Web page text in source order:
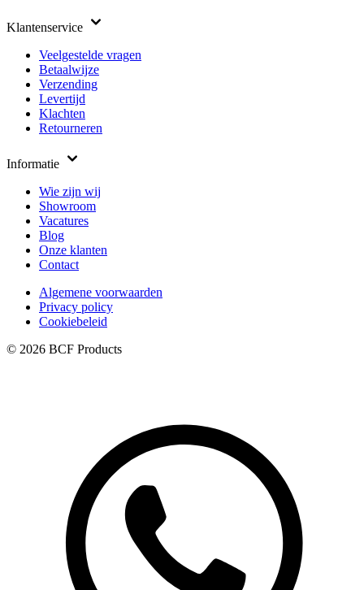
Klantenservice
Veelgestelde vragen
Betaalwijze
Verzending
Levertijd
Klachten
Retourneren
Informatie
Wie zijn wij
Showroom
Vacatures
Blog
Onze klanten
Contact
Algemene voorwaarden
Privacy policy
Cookiebeleid
© 2026 BCF Products